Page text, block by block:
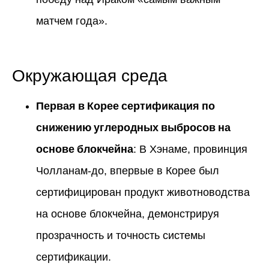
матчем года».
Окружающая среда
Первая в Корее сертификация по
снижению углеродных выбросов на
основе блокчейна: В Хэнаме, провинция
Чолланам-до, впервые в Корее был
сертифицирован продукт животноводства
на основе блокчейна, демонстрируя
прозрачность и точность системы
сертификации.